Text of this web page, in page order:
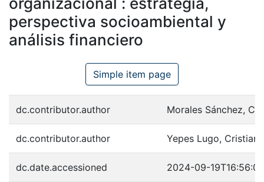
perspectiva socioambiental y
análisis financiero
Simple item page
dc.contributor.author Morales Sánchez,
dc.contributor.author Yepes Lugo, Cristian
dc.date.accessioned 2024-09-